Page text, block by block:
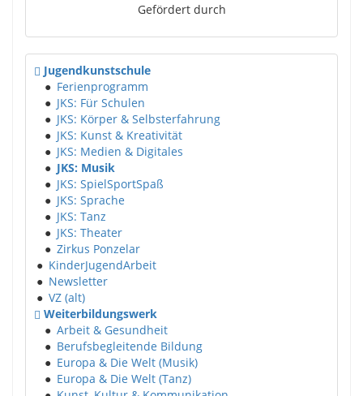
Gefördert durch
Jugendkunstschule
● Ferienprogramm
● JKS: Für Schulen
● JKS: Körper & Selbsterfahrung
● JKS: Kunst & Kreativität
● JKS: Medien & Digitales
● JKS: Musik
● JKS: SpielSportSpaß
● JKS: Sprache
● JKS: Tanz
● JKS: Theater
● Zirkus Ponzelar
● KinderJugendArbeit
● Newsletter
● VZ (alt)
Weiterbildungswerk
● Arbeit & Gesundheit
● Berufsbegleitende Bildung
● Europa & Die Welt (Musik)
● Europa & Die Welt (Tanz)